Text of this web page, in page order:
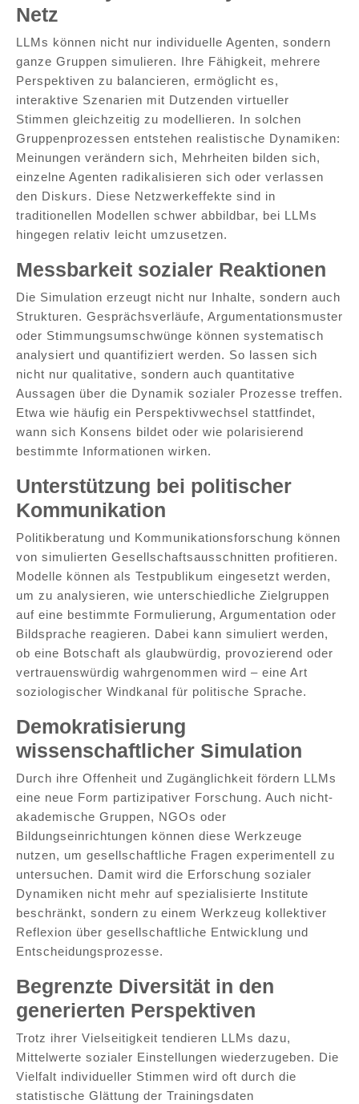
Netz
LLMs können nicht nur individuelle Agenten, sondern
ganze Gruppen simulieren. Ihre Fähigkeit, mehrere
Perspektiven zu balancieren, ermöglicht es,
interaktive Szenarien mit Dutzenden virtueller
Stimmen gleichzeitig zu modellieren. In solchen
Gruppenprozessen entstehen realistische Dynamiken:
Meinungen verändern sich, Mehrheiten bilden sich,
einzelne Agenten radikalisieren sich oder verlassen
den Diskurs. Diese Netzwerkeffekte sind in
traditionellen Modellen schwer abbildbar, bei LLMs
hingegen relativ leicht umzusetzen.
Messbarkeit sozialer Reaktionen
Die Simulation erzeugt nicht nur Inhalte, sondern auch
Strukturen. Gesprächsverläufe, Argumentationsmuster
oder Stimmungsumschwünge können systematisch
analysiert und quantifiziert werden. So lassen sich
nicht nur qualitative, sondern auch quantitative
Aussagen über die Dynamik sozialer Prozesse treffen.
Etwa wie häufig ein Perspektivwechsel stattfindet,
wann sich Konsens bildet oder wie polarisierend
bestimmte Informationen wirken.
Unterstützung bei politischer
Kommunikation
Politikberatung und Kommunikationsforschung können
von simulierten Gesellschaftsausschnitten profitieren.
Modelle können als Testpublikum eingesetzt werden,
um zu analysieren, wie unterschiedliche Zielgruppen
auf eine bestimmte Formulierung, Argumentation oder
Bildsprache reagieren. Dabei kann simuliert werden,
ob eine Botschaft als glaubwürdig, provozierend oder
vertrauenswürdig wahrgenommen wird – eine Art
soziologischer Windkanal für politische Sprache.
Demokratisierung
wissenschaftlicher Simulation
Durch ihre Offenheit und Zugänglichkeit fördern LLMs
eine neue Form partizipativer Forschung. Auch nicht-
akademische Gruppen, NGOs oder
Bildungseinrichtungen können diese Werkzeuge
nutzen, um gesellschaftliche Fragen experimentell zu
untersuchen. Damit wird die Erforschung sozialer
Dynamiken nicht mehr auf spezialisierte Institute
beschränkt, sondern zu einem Werkzeug kollektiver
Reflexion über gesellschaftliche Entwicklung und
Entscheidungsprozesse.
Begrenzte Diversität in den
generierten Perspektiven
Trotz ihrer Vielseitigkeit tendieren LLMs dazu,
Mittelwerte sozialer Einstellungen wiederzugeben. Die
Vielfalt individueller Stimmen wird oft durch die
statistische Glättung der Trainingsdaten